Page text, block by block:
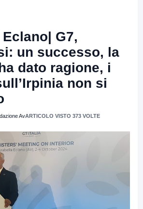
G7,
un successo, la
dato ragione, i
non si
AvARTICOLO VISTO 373 VOLTE